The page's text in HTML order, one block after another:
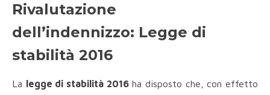
Rivalutazione
dell’indennizzo: Legge di
stabilità 2016
La legge di stabilità 2016ha disposto che, con effetto